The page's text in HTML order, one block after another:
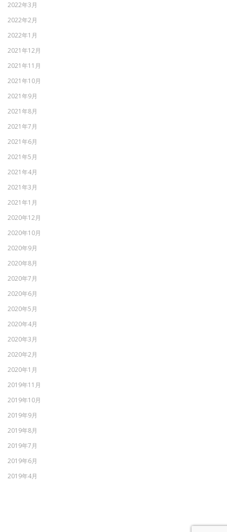
2022年3月
2022年2月
2022年1月
2021年12月
2021年11月
2021年10月
2021年9月
2021年8月
2021年7月
2021年6月
2021年5月
2021年4月
2021年3月
2021年1月
2020年12月
2020年10月
2020年9月
2020年8月
2020年7月
2020年6月
2020年5月
2020年4月
2020年3月
2020年2月
2020年1月
2019年11月
2019年10月
2019年9月
2019年8月
2019年7月
2019年6月
2019年4月